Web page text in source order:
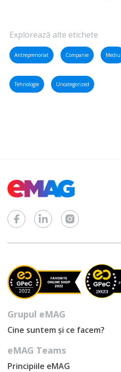
Explorează alte etichete
Antreprenoriat Companie Mediu
Tehnologie Uncategorized
Grupul eMAG
Cine suntem și ce facem?
eMAG Teams
Principiile eMAG